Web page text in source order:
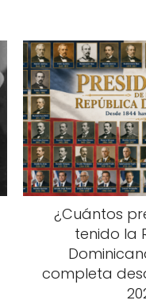
¿Cuántos
tenido la
completa